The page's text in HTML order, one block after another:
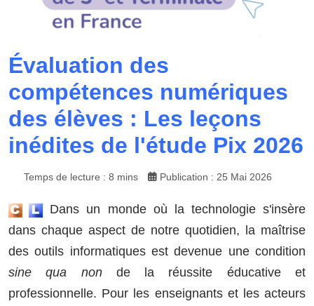
Évaluation des
compétences numériques
des élèves : Les leçons
inédites de l'étude Pix 2026
Temps de lecture : 8 mins Publication : 25 Mai 2026
Dans un monde où la technologie s'insère
dans chaque aspect de notre quotidien, la maîtrise
des outils informatiques est devenue une condition
sine qua nonde la réussite éducative et
professionnelle. Pour les enseignants et les acteurs